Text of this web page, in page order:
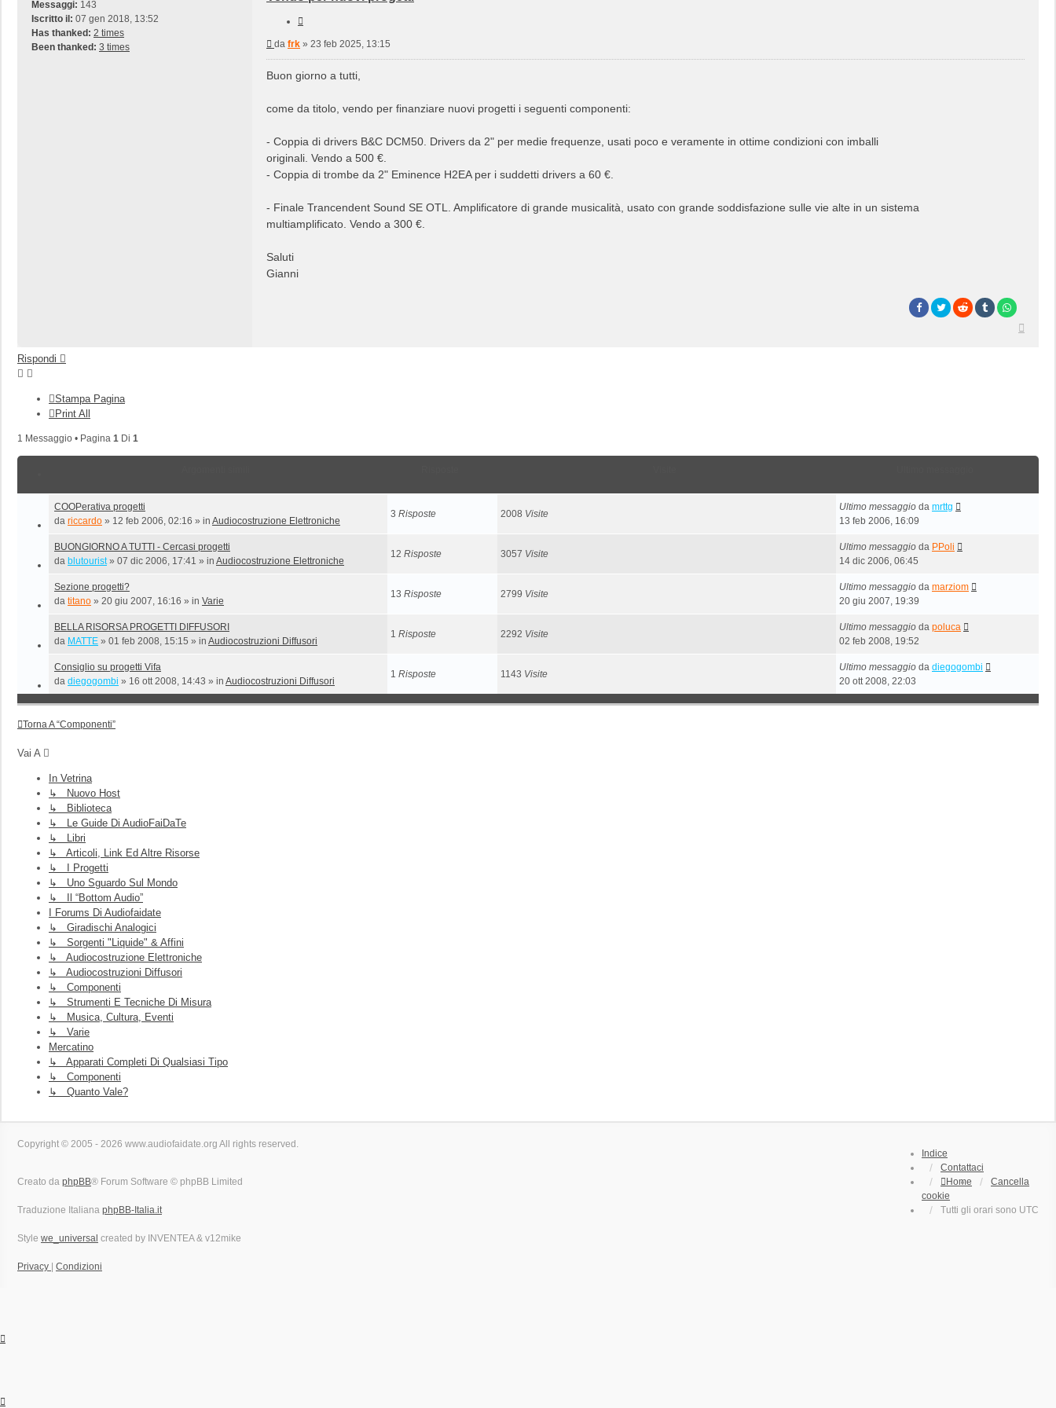
Messaggi: 143
Iscritto il: 07 gen 2018, 13:52
Has thanked: 2 times
Been thanked: 3 times Messaggio
da frk » 23 feb 2025, 13:15
Buon giorno a tutti,
come da titolo, vendo per finanziare nuovi progetti i seguenti componenti:
- Coppia di drivers B&C DCM50. Drivers da 2" per medie frequenze, usati poco e veramente in ottime condizioni con imballi
originali. Vendo a 500 €.
- Coppia di trombe da 2" Eminence H2EA per i suddetti drivers a 60 €.
- Finale Trancendent Sound SE OTL. Amplificatore di grande musicalità, usato con grande soddisfazione sulle vie alte in un sistema
multiamplificato. Vendo a 300 €.
Saluti
Gianni
Rispondi
Stampa Pagina
Print All
1 Messaggio • Pagina 1 Di 1
COOPerativa progetti
da riccardo » 12 feb 2006, 02:16 » in Audiocostruzione Elettroniche
3 Risposte 2008 Visite
Ultimo messaggio da mrttg
13 feb 2006, 16:09
BUONGIORNO A TUTTI - Cercasi progetti
da blutourist» 07 dic 2006, 17:41 » in Audiocostruzione Elettroniche
12 Risposte 3057 Visite
Ultimo messaggio da PPoli
14 dic 2006, 06:45
Sezione progetti?
da titano » 20 giu 2007, 16:16 » in Varie
13 Risposte 2799 Visite
Ultimo messaggio da marziom
20 giu 2007, 19:39
BELLA RISORSA PROGETTI DIFFUSORI
da MATTE » 01 feb 2008, 15:15 » in Audiocostruzioni Diffusori
1 Risposte 2292 Visite
Ultimo messaggio da poluca
02 feb 2008, 19:52
Consiglio su progetti Vifa
da diegogombi » 16 ott 2008, 14:43 » in Audiocostruzioni Diffusori
1 Risposte 1143 Visite
Ultimo messaggio da diegogombi
20 ott 2008, 22:03
Torna A “Componenti”
Vai A
In Vetrina
↳ Nuovo Host
↳ Biblioteca
↳ Le Guide Di AudioFaiDaTe
↳ Libri
↳ Articoli, Link Ed Altre Risorse
↳ I Progetti
↳ Uno Sguardo Sul Mondo
↳ Il “Bottom Audio”
I Forums Di Audiofaidate
↳ Giradischi Analogici
↳ Sorgenti "liquide" & Affini
↳ Audiocostruzione Elettroniche
↳ Audiocostruzioni Diffusori
↳ Componenti
↳ Strumenti E Tecniche Di Misura
↳ Musica, Cultura, Eventi
↳ Varie
Mercatino
↳ Apparati Completi Di Qualsiasi Tipo
↳ Componenti
↳ Quanto Vale?
Indice
Contattaci
Home
Cancella
cookie
Tutti gli orari sono UTC
Copyright © 2005 - 2026 www.audiofaidate.org All rights reserved.
Creato da phpBB® Forum Software © phpBB Limited
Traduzione Italiana phpBB-Italia.it
Style we_universal created by INVENTEA & v12mike
Privacy Condizioni